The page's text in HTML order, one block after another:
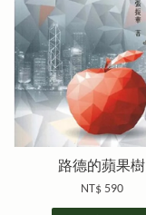
路德的蘋果樹
NT$ 590